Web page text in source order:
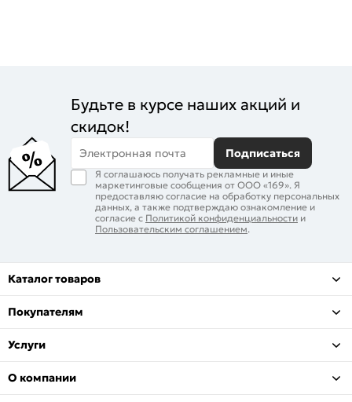
Будьте в курсе наших акций и
скидок!
Электронная почта Подписаться
Я соглашаюсь получать рекламные и иные
маркетинговые сообщения от ООО «169». Я
предоставляю согласие на обработку персональных
данных, а также подтверждаю ознакомление и
согласие с Политикой конфиденциальности и
Пользовательским соглашением.
Каталог товаров
Покупателям
Услуги
О компании